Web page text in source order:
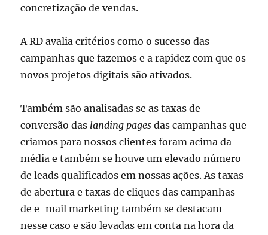
concretização de vendas.
A RD avalia critérios como o sucesso das
campanhas que fazemos e a rapidez com que os
novos projetos digitais são ativados.
Também são analisadas se as taxas de
conversão das landing pages das campanhas que
criamos para nossos clientes foram acima da
média e também se houve um elevado número
de leads qualificados em nossas ações. As taxas
de abertura e taxas de cliques das campanhas
de e-mail marketing também se destacam
nesse caso e são levadas em conta na hora da